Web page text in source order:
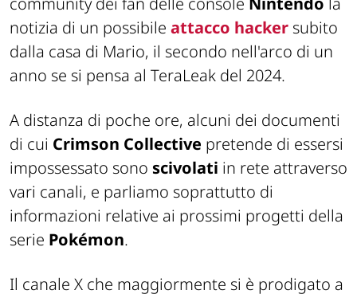
notizia di un possibile attacco hacker subito
dalla casa di Mario, il secondo nell'arco di un
anno se si pensa al TeraLeak del 2024.
A distanza di poche ore, alcuni dei documenti
di cui Crimson Collective pretende di essersi
impossessato sono scivolati in rete attraverso
vari canali, e parliamo soprattutto di
informazioni relative ai prossimi progetti della
serie Pokémon.
Il canale X che maggiormente si è prodigato a